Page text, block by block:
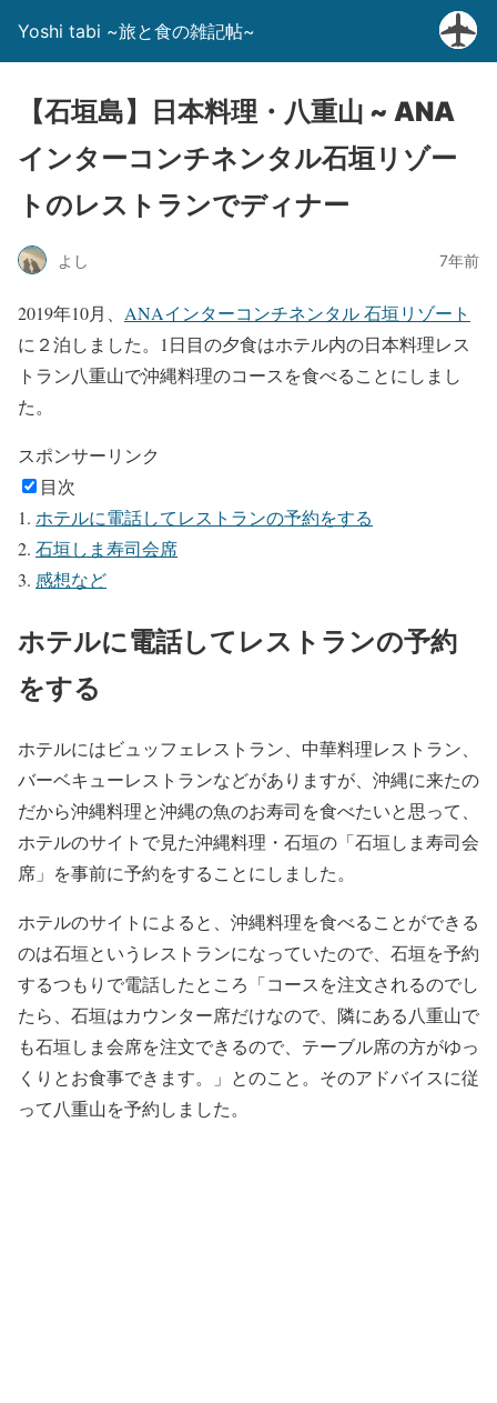
Yoshi tabi ~旅と食の雑記帖~
【石垣島】日本料理・八重山 ~ ANA
インターコンチネンタル石垣リゾー
トのレストランでディナー
よし 7年前
2019年10月、 ANAインターコンチネンタル 石垣リゾート
に２泊しました。1日目の夕食はホテル内の日本料理レス
トラン八重山で沖縄料理のコースを食べることにしまし
た。
スポンサーリンク
目次
ホテルに電話してレストランの予約をする
石垣しま寿司会席
感想など
ホテルに電話してレストランの予約
をする
ホテルにはビュッフェレストラン、中華料理レストラン、
バーベキューレストランなどがありますが、沖縄に来たの
だから沖縄料理と沖縄の魚のお寿司を食べたいと思って、
ホテルのサイトで見た沖縄料理・石垣の「石垣しま寿司会
席」を事前に予約をすることにしました。
ホテルのサイトによると、沖縄料理を食べることができる
のは石垣というレストランになっていたので、石垣を予約
するつもりで電話したところ「コースを注文されるのでし
たら、石垣はカウンター席だけなので、隣にある八重山で
も石垣しま会席を注文できるので、テーブル席の方がゆっ
くりとお食事できます。」とのこと。そのアドバイスに従
って八重山を予約しました。